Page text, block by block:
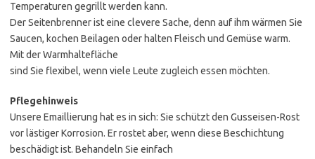
Temperaturen gegrillt werden kann.
Der Seitenbrenner ist eine clevere Sache, denn auf ihm wärmen Sie
Saucen, kochen Beilagen oder halten Fleisch und Gemüse warm.
Mit der Warmhaltefläche
sind Sie flexibel, wenn viele Leute zugleich essen möchten.
Pflegehinweis
Unsere Emaillierung hat es in sich: Sie schützt den Gusseisen-Rost
vor lästiger Korrosion. Er rostet aber, wenn diese Beschichtung
beschädigt ist. Behandeln Sie einfach